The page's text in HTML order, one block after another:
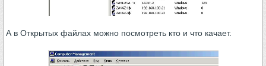
А в Открытых файлах можно посмотреть кто и что качает.